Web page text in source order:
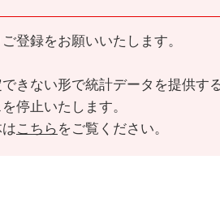
登録をお願いいたします。
きない形で統計データを提供す
停止いたします。
こちら をご覧ください。